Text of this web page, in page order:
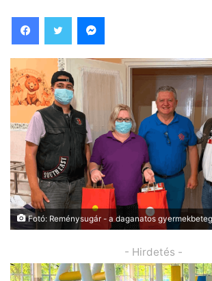
Fotó: Reménysugár - a daganatos
- Hirdetés -